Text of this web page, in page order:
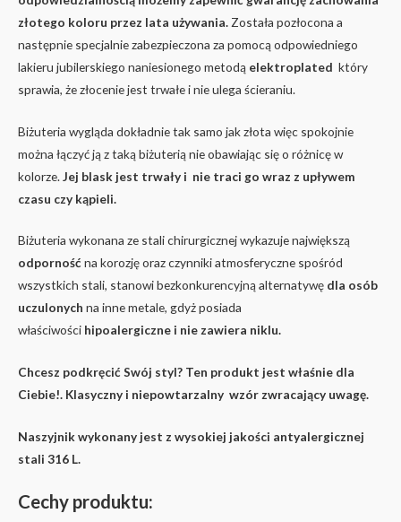
złotego koloru przez lata używania. Została pozłocona a
następnie specjalnie zabezpieczona za pomocą odpowiedniego
lakieru jubilerskiego naniesionego metodą elektroplated który
sprawia, że złocenie jest trwałe i nie ulega ścieraniu.
Biżuteria wygląda dokładnie tak samo jak złota więc spokojnie
można łączyć ją z taką biżuterią nie obawiając się o różnicę w
kolorze. Jej blask jest trwały i nie traci go wraz z upływem
czasu czy kąpieli.
Biżuteria wykonana ze stali chirurgicznej wykazuje największą
odporność na korozję oraz czynniki atmosferyczne spośród
wszystkich stali, stanowi bezkonkurencyjną alternatywę dla osób
uczulonych na inne metale, gdyż posiada
właściwości hipoalergiczne i nie zawiera niklu.
Chcesz podkręcić Swój styl? Ten produkt jest właśnie dla
Ciebie!. Klasyczny i niepowtarzalny wzór zwracający uwagę.
Naszyjnik wykonany jest z wysokiej jakości antyalergicznej
stali 316 L.
Cechy produktu: